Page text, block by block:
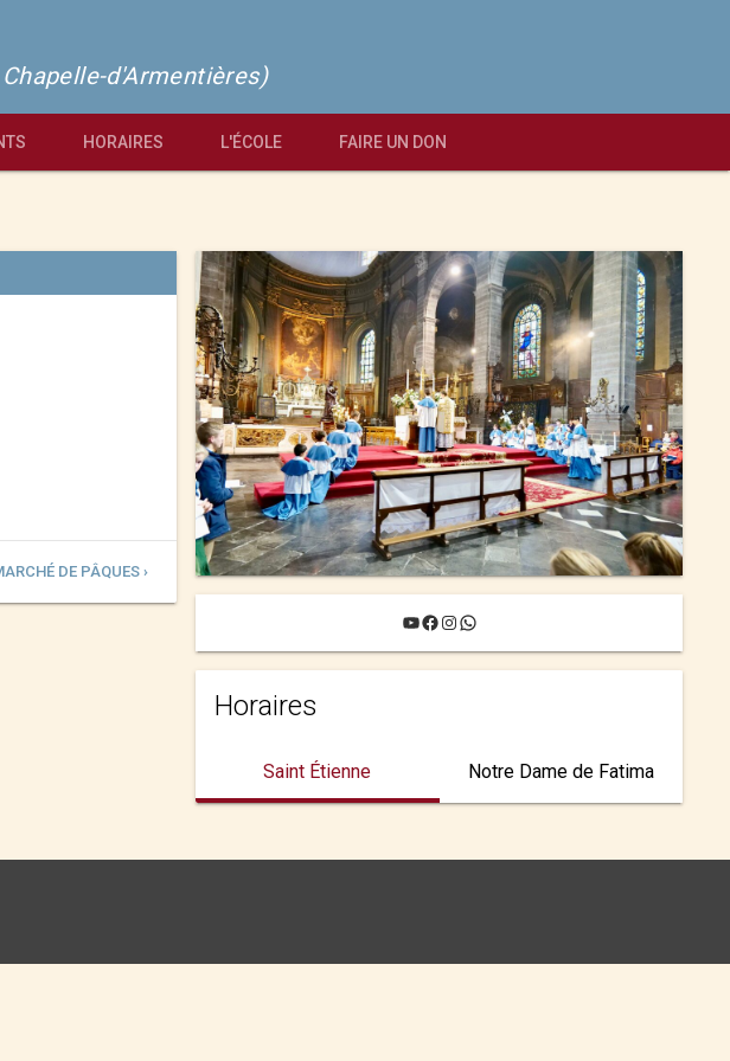
d'Armentières)
HORAIRES L'ÉCOLE FAIRE UN DON
DE PÂQUES ›
YouTube
Facebook
Instagram
WhatsApp
Horaires
Saint Étienne Notre Dame de Fatima